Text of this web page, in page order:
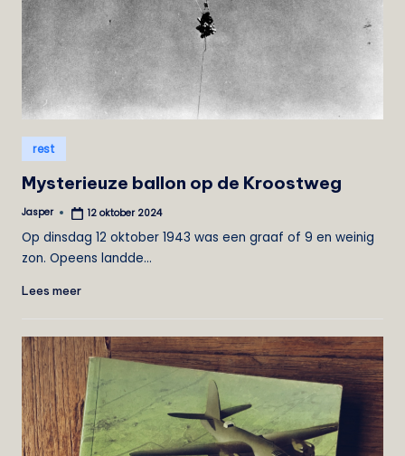
Geplaatst
in
rest
Mysterieuze ballon op de Kroostweg
Geplaatst
Jasper 12 oktober 2024
Op dinsdag 12 oktober 1943 was een graaf of 9 en weinig
zon. Opeens landde…
Lees meer